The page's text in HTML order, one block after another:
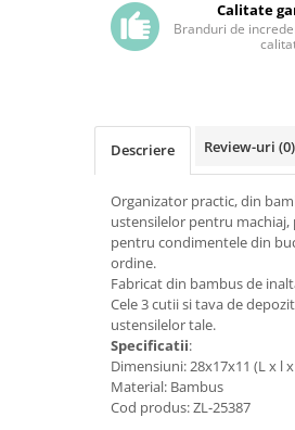
Calitate
Branduri de
Descriere Review-uri (0)
Organizator practic, din
ustensilelor pentru
pentru condimentele din
ordine.
Fabricat din bambus de
Cele 3 cutii si tava de
ustensilelor tale.
Specificatii:
Dimensiuni: 28x17x11 (L x l
Material: Bambus
Cod produs: ZL-25387